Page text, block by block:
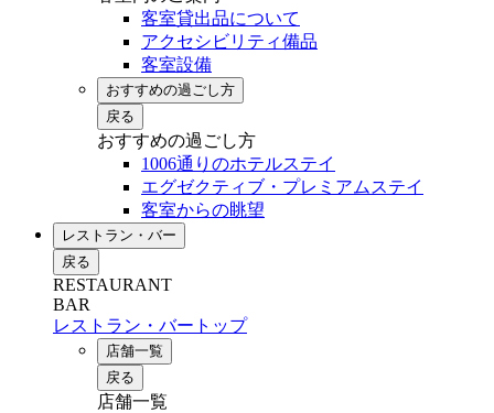
客室貸出品について
アクセシビリティ備品
客室設備
おすすめの過ごし方
戻る
おすすめの過ごし方
1006通りのホテルステイ
エグゼクティブ・プレミアムステイ
客室からの眺望
レストラン・バー
戻る
RESTAURANT
BAR
レストラン・バートップ
店舗一覧
戻る
店舗一覧